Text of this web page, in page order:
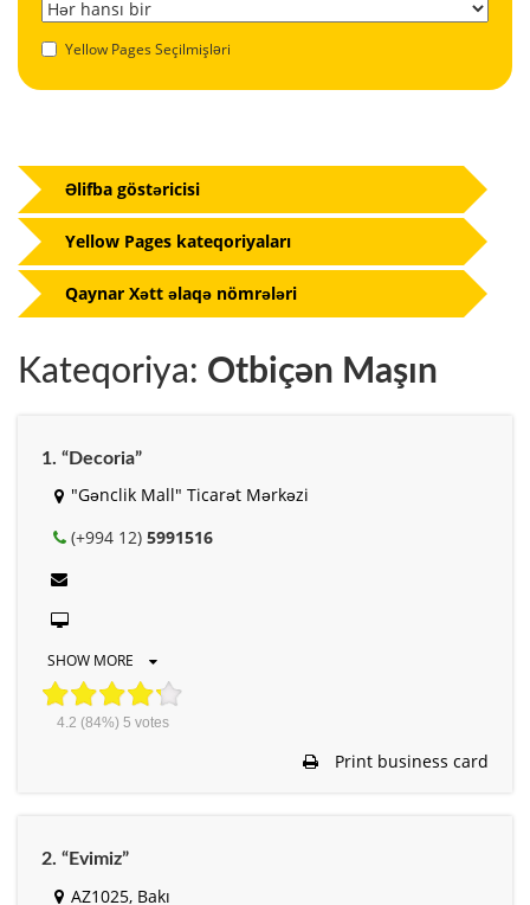
Yellow Pages Seçilmişləri
Kateqoriya: Otbiçən Maşın
1. “Decoria”
"Gənclik Mall" Ticarət Mərkəzi
(+994 12) 5991516
SHOW MORE
4.2 (84%) 5 votes
Print business card
2. “Evimiz”
AZ1025, Bakı
Əlifba göstəricisi
Yellow Pages kateqoriyaları
Qaynar Xətt əlaqə nömrələri